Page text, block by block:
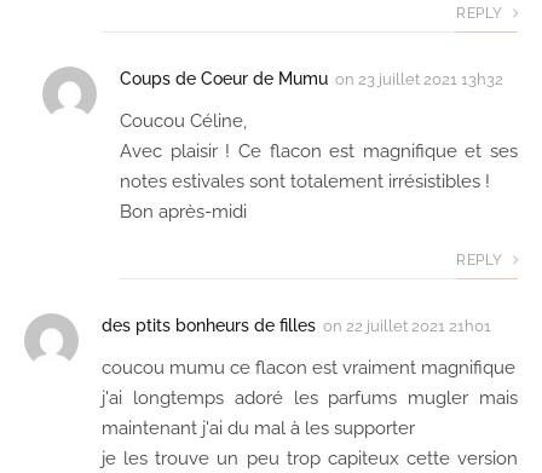
REPLY
Coups de Coeur de Mumu on 23 juillet 2021 13h32
Coucou Céline,
Avec plaisir ! Ce flacon est magnifique et ses
notes estivales sont totalement irrésistibles !
Bon après-midi
REPLY
des ptits bonheurs de filles on 22 juillet 2021 21h01
coucou mumu ce flacon est vraiment magnifique
j'ai longtemps adoré les parfums mugler mais
maintenant j'ai du mal à les supporter
je les trouve un peu trop capiteux cette version